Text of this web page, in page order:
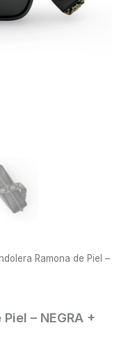
Ramona de Piel –
– NEGRA +